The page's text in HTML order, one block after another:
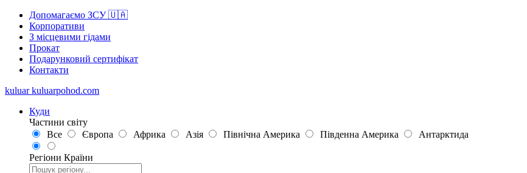
Допомагаємо ЗСУ 🇺🇦
Корпоративи
З місцевими гідами
Прокат
Подарунковий сертифікат
Контакти
kuluar kuluarpohod.com
Куди
Частини світу
Все
Європа Африка Азія Північна Америка Південна Америка Антарктида
Регіони Країни